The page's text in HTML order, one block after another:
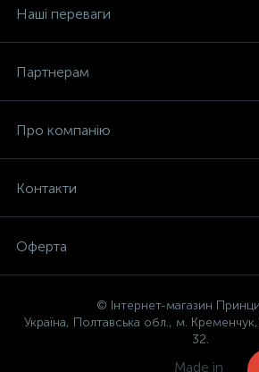
Наші переваги
Партнерам
Про компанію
Контакти
Оферта
© Інтернет-магазин
Україна, Полтавська обл., м.
32.
Made in